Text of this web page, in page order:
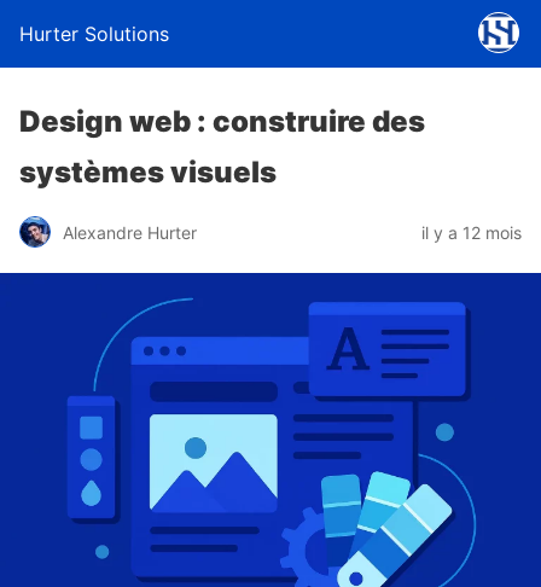
Hurter Solutions
Design web : construire des
systèmes visuels
Alexandre Hurter il y a 12 mois